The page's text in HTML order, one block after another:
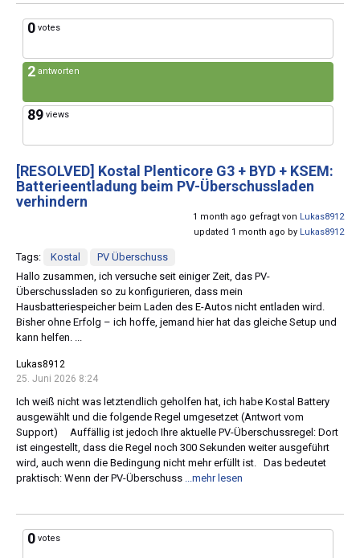
0 votes
2 antworten
89 views
[RESOLVED] Kostal Plenticore G3 + BYD + KSEM:
Batterieentladung beim PV-Überschussladen
verhindern
1 month ago gefragt von Lukas8912
updated 1 month ago by Lukas8912
Tags: Kostal
PV Überschuss
Hallo zusammen, ich versuche seit einiger Zeit, das PV-
Überschussladen so zu konfigurieren, dass mein
Hausbatteriespeicher beim Laden des E-Autos nicht entladen wird.
Bisher ohne Erfolg – ich hoffe, jemand hier hat das gleiche Setup und
kann helfen. ...
Lukas8912
25. Juni 2026 8:24
Ich weiß nicht was letztendlich geholfen hat, ich habe Kostal Battery
ausgewählt und die folgende Regel umgesetzet (Antwort vom
Support) Auffällig ist jedoch Ihre aktuelle PV-Überschussregel: Dort
ist eingestellt, dass die Regel noch 300 Sekunden weiter ausgeführt
wird, auch wenn die Bedingung nicht mehr erfüllt ist. Das bedeutet
praktisch: Wenn der PV-Überschuss
...mehr lesen
0 votes